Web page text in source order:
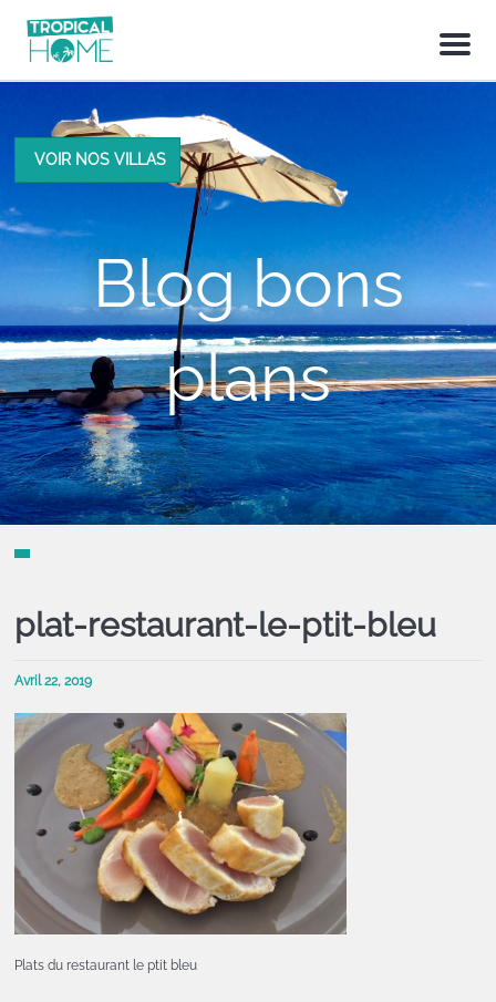
M
n
VOIR NOS VILLAS
Blog bons
plans
plat-restaurant-le-ptit-bleu
Avril 22, 2019
Plats du restaurant le ptit bleu